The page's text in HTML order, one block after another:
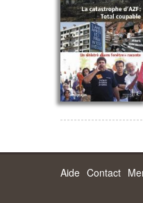
Aide Contact